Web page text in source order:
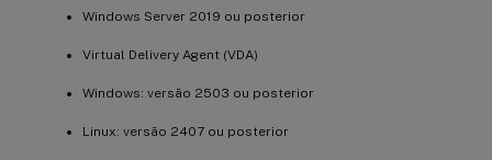
Windows Server 2019 ou posterior
Virtual Delivery Agent (VDA)
Windows: versão 2503 ou posterior
Linux: versão 2407 ou posterior